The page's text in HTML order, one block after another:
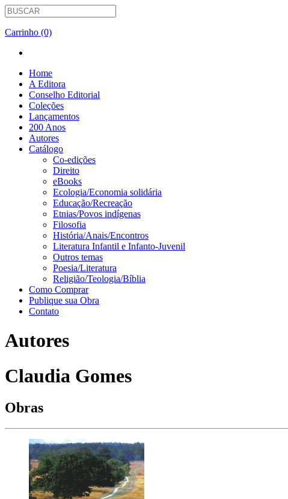
Carrinho (0)
Home
A Editora
Conselho Editorial
Coleções
Lançamentos
200 Anos
Autores
Catálogo
Co-edições
Direito
eBooks
Ecologia/Economia solidária
Educação/Recreação
Etnias/Povos indígenas
Filosofia
História/Anais/Encontros
Literatura Infantil e Infanto-Juvenil
Outros temas
Poesia/Literatura
Religião/Teologia/Bíblia
Como Comprar
Publique sua Obra
Contato
Autores
Claudia Gomes
Obras